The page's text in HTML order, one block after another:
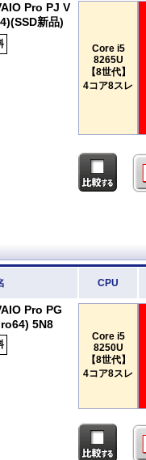
Pro PJ V
新品)
Core i5
8265U
【8世代】
4コア8スレ
CPU
Pro PG
5N8
Core i5
8250U
【8世代】
4コア8スレ